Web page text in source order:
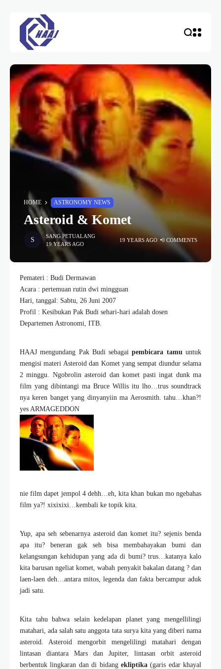
HOME ASTRONOMY NEWS
Asteroid & Komet
SANG PETUALANG
19 YEARS AGO
19 YEARS AGO 0 COMMENTS
Pemateri : Budi Dermawan
Acara : pertemuan rutin dwi mingguan
Hari, tanggal: Sabtu, 26 Juni 2007
Profil : Kesibukan Pak Budi sehari-hari adalah dosen
Departemen Astronomi, ITB.
HAAJ mengundang Pak Budi sebagaipembicara tamuuntuk
mengisi materi Asteroid dan Komet yang sempat diundur selama
2 minggu. Ngobrolin asteroid dan komet pasti ingat dunk ma
film yang dibintangi ma Bruce Willis itu lho…trus soundtrack
nya keren banget yang dinyanyiin ma Aerosmith. tahu…khan?!
yes ARMAGEDDON
nie film dapet jempol 4 dehh…eh, kita khan bukan mo ngebahas
film ya?! xixixixi…kembali ke topik kita.
Yup, apa seh sebenarnya asteroid dan komet itu? sejenis benda
apa itu? beneran gak seh bisa membahayakan bumi dan
kelangsungan kehidupan yang ada di bumi? trus…katanya kalo
kita barusan ngeliat komet, wabah penyakit bakalan datang ? dan
laen-laen deh…antara mitos, legenda dan fakta bercampur aduk
jadi satu.
Kita tahu bahwa selain kedelapan planet yang mengellilingi
matahari, ada salah satu anggota tata surya kita yang diberi nama
asteroid. Asteroid mengorbit mengelilingi matahari dengan
lintasan diantara Mars dan Jupiter, lintasan orbit asteroid
berbentuk lingkaran dan di bidang ekliptika (garis edar khayal